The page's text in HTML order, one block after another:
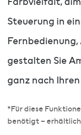
Steuerung in
gestalten Sie
ganz nach
*Für diese
benötigt – erhältlich